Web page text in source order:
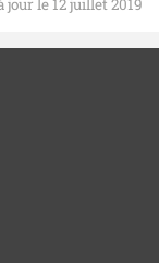
jour le 12 juillet 2019